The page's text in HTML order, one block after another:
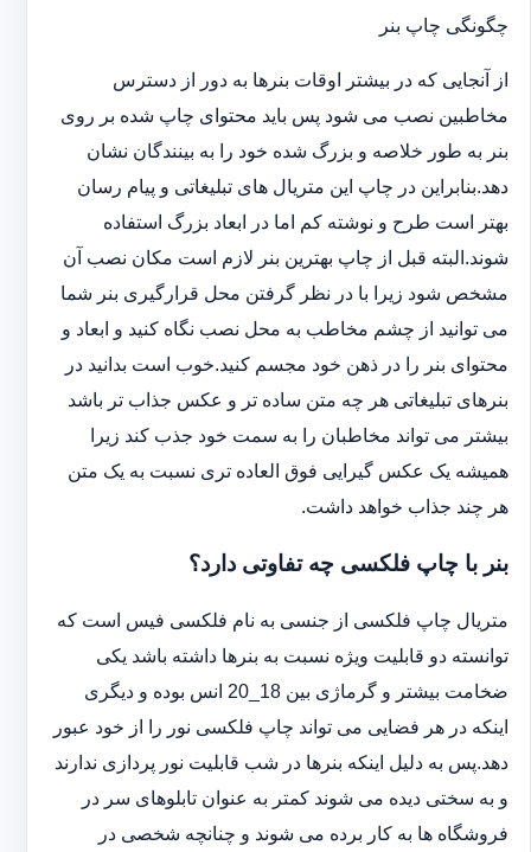
چگونگی چاپ بنر
از آنجایی که در بیشتر اوقات بنرها به دور از دسترس
مخاطبین نصب می شود پس باید محتوای چاپ شده بر روی
بنر به طور خلاصه و بزرگ شده خود را به بینندگان نشان
دهد.بنابراین در چاپ این متریال های تبلیغاتی و پیام رسان
بهتر است طرح و نوشته کم اما در ابعاد بزرگ استفاده
شوند.البته قبل از چاپ بهترین بنر لازم است مکان نصب آن
مشخص شود زیرا با در نظر گرفتن محل قرارگیری بنر شما
می توانید از چشم مخاطب به محل نصب نگاه کنید و ابعاد و
محتوای بنر را در ذهن خود مجسم کنید.خوب است بدانید در
بنرهای تبلیغاتی هر چه متن ساده تر و عکس جذاب تر باشد
بیشتر می تواند مخاطبان را به سمت خود جذب کند زیرا
همیشه یک عکس گیرایی فوق العاده تری نسبت به یک متن
هر چند جذاب خواهد داشت.
بنر با چاپ فلکسی چه تفاوتی دارد؟
متریال چاپ فلکسی از جنسی به نام فلکسی فیس است که
توانسته دو قابلیت ویژه نسبت به بنرها داشته باشد یکی
ضخامت بیشتر و گرماژی بین 18_20 انس بوده و دیگری
اینکه در هر فضایی می تواند چاپ فلکسی نور را از خود عبور
دهد.پس به دلیل اینکه بنرها در شب قابلیت نور پردازی ندارند
و به سختی دیده می شوند کمتر به عنوان تابلوهای سر در
فروشگاه ها به کار برده می شوند و چنانچه شخصی در